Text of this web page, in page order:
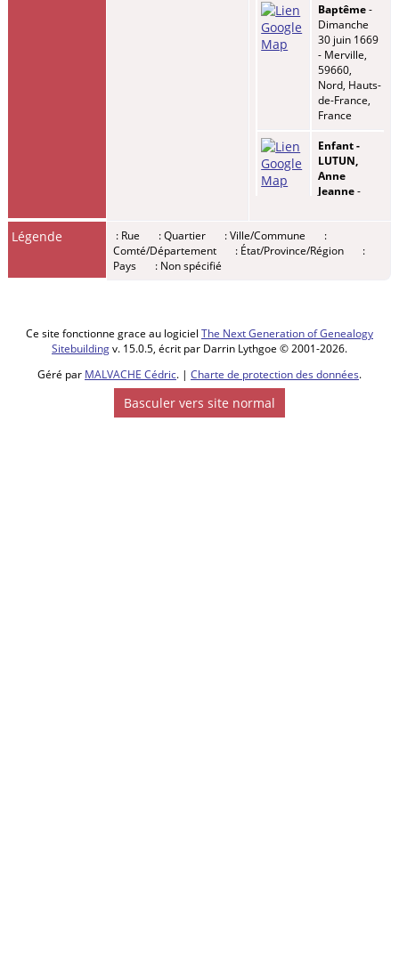
Baptême-
Dimanche
30 juin 1669
- Merville,
59660,
Nord, Hauts-
de-France,
France
Enfant -
LUTUN,
Anne
Jeanne-
Merville,
59660,
Enfant -
LUTUN,
Marie
Angélique
Légende : Rue : Quartier : Ville/Commune
:
Comté/Département
: État/Province/Région
:
Pays
: Non spécifié
Ce site fonctionne grace au logiciel The Next Generation of Genealogy
Sitebuildingv. 15.0.5, écrit par Darrin Lythgoe © 2001-2026.
Géré par MALVACHE Cédric. | Charte de protection des données.
Basculer vers site normal